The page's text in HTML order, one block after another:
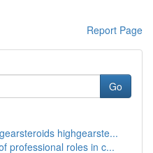
Report Page
Go
highgearste...
professional roles in c...